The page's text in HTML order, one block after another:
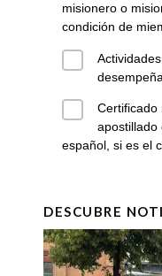
misionero o
condición de
Certificado
apostillado
español, si es el
DESCUBRE